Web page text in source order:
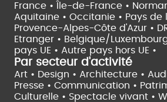
France •
Île-de-France •
Aquitaine • Occitanie • Pays de
Provence-Alpes-Côte d'Azur •
Etranger • Belgique/
pays UE • Autre pays hors UE •
Par secteur d'activité
Art • Design • Architecture •
Presse • Communication •
Culturelle • Spectacle vivant •